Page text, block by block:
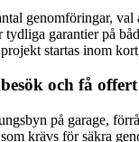
genomföringar,
garantier på
startas inom
och få
på garage,
krävs för säkra